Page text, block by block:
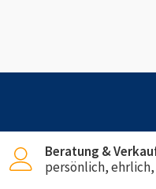
Beratung &
persönlich,